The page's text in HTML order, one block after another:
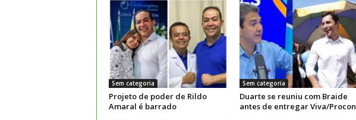
Sem categoria
Projeto de poder de Rildo
Amaral é barrado
Sem categoria
Duarte se reuniu com Braide
antes de entregar Viva/Procon